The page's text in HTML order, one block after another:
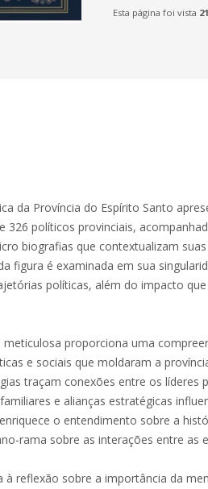
Esta página foi vista
da Província do Espírito Santo
326 políticos provinciais,
biografias que contextualizam
figura é examinada em sua
políticas, além do impacto
meticulosa proporciona uma
e sociais que moldaram a
traçam conexões entre os líderes
e alianças estratégicas
o entendimento sobre a
rama sobre as interações entre as
à reflexão sobre a importância da